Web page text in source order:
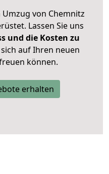
von Chemnitz
Lassen Sie uns
und die Kosten zu
auf Ihren neuen
können.
erhalten